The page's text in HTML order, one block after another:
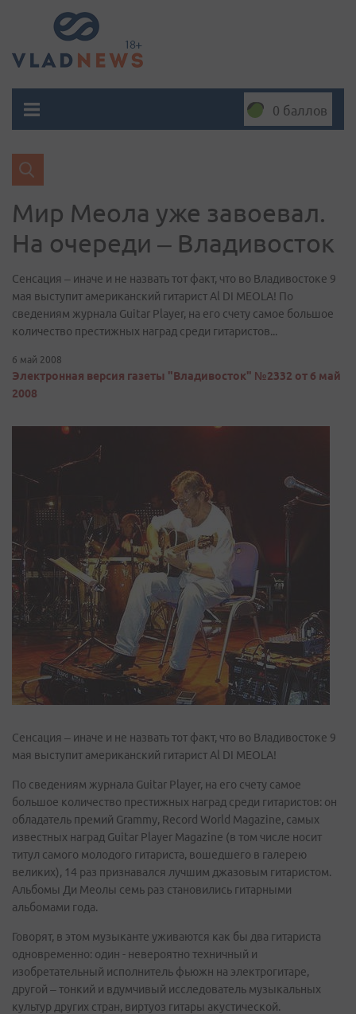
0 баллов
Мир Меола уже завоевал.
На очереди – Владивосток
Сенсация – иначе и не назвать тот факт, что во Владивостоке 9
мая выступит американский гитарист Al DI MEOLA! По
сведениям журнала Guitar Player, на его счету самое большое
количество престижных наград среди гитаристов...
6 май 2008
Электронная версия газеты "Владивосток" №2332 от 6 май
2008
Сенсация – иначе и не назвать тот факт, что во Владивостоке 9
мая выступит американский гитарист Al DI MEOLA!
По сведениям журнала Guitar Player, на его счету самое
большое количество престижных наград среди гитаристов: он
обладатель премий Grammy, Record World Magazine, самых
известных наград Guitar Player Magazine (в том числе носит
титул самого молодого гитариста, вошедшего в галерею
великих), 14 раз признавался лучшим джазовым гитаристом.
Альбомы Ди Меолы семь раз становились гитарными
альбомами года.
Говорят, в этом музыканте уживаются как бы два гитариста
одновременно: один - невероятно техничный и
изобретательный исполнитель фьюжн на электрогитаре,
другой – тонкий и вдумчивый исследователь музыкальных
культур других стран, виртуоз гитары акустической.